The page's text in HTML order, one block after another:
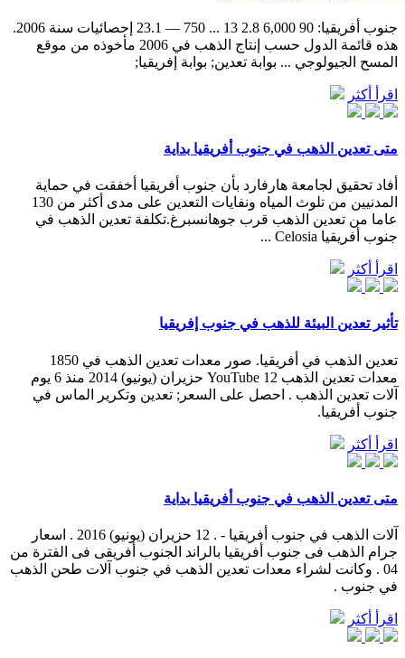
جنوب أفريقيا: 90 6,000 2.8 13 ... 750 — 23.1 إحصائيات سنة 2006.
هذه قائمة الدول حسب إنتاج الذهب في 2006 مأخوذه من موقع
المسح الجيولوجي ... بوابة تعدين; بوابة إفريقيا;
اقرأ أكثر
متى تعدين الذهب في جنوب أفريقيا بداية
أفاد تحقيق لجامعة هارفارد بأن جنوب أفريقيا أخفقت في حماية
المدنيين من تلوث المياه ونفايات التعدين على مدى أكثر من 130
عاما من تعدين الذهب قرب جوهانسبرغ.تكلفة تعدين الذهب في
جنوب أفريقيا Celosia ...
اقرأ أكثر
تأثير تعدين البيئة للذهب في جنوب إفريقيا
تعدين الذهب في أفريقيا. صور معدات تعدين الذهب في 1850
معدات تعدين الذهب YouTube 12 حزيران (يونيو) 2014 منذ 6 يوم
آلات تعدين الذهب . احصل على السعر; تعدين وتكرير الماس في
جنوب أفريقيا.
اقرأ أكثر
متى تعدين الذهب في جنوب أفريقيا بداية
آلات الذهب في جنوب أفريقيا - . 12 حزيران (يونيو) 2016 . اسعار
جرام الذهب فى جنوب أفريقيا بالراند الجنوب أفريقى فى الفترة من
04 . وكانت لشراء معدات تعدين الذهب في جنوب آلات طحن الذهب
في جنوب .
اقرأ أكثر